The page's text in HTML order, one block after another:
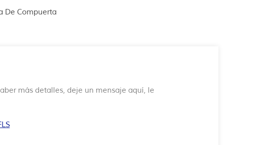
De Compuerta
más detalles, deje un mensaje aquí, le